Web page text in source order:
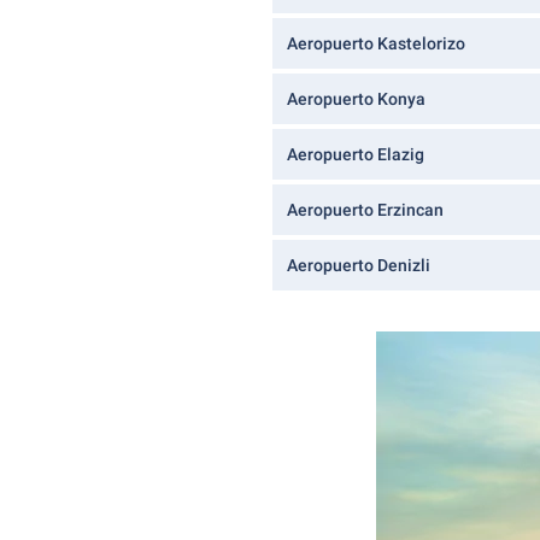
Aeropuerto Kastelorizo
Aeropuerto Konya
Aeropuerto Elazig
Aeropuerto Erzincan
Aeropuerto Denizli